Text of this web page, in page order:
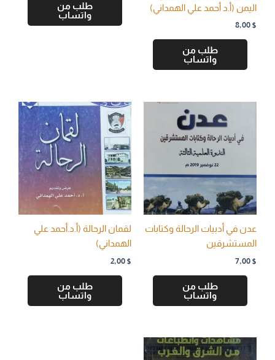
اليمن (أ.د أحمد علي الهمداني)
8,00 $
طلب من
واتساب
طلب من
واتساب
عدن في أدبيات الرحالة وكتابات
المستشرقين
7,00 $
طلب من
واتساب
لقمان الرحالة (أ.د.أحمد علي
الهمداني)
2,00 $
طلب من
واتساب